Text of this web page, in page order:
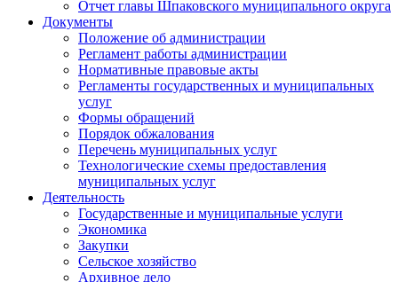
Отчет главы Шпаковского муниципального округа
Документы
Положение об администрации
Регламент работы администрации
Нормативные правовые акты
Регламенты государственных и муниципальных
услуг
Формы обращений
Порядок обжалования
Перечень муниципальных услуг
Технологические схемы предоставления
муниципальных услуг
Деятельность
Государственные и муниципальные услуги
Экономика
Закупки
Сельское хозяйство
Архивное дело